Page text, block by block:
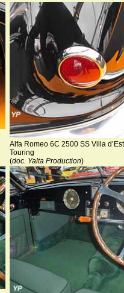
Alfa Romeo 6C 2500 SS Villa
Touring
(doc. Yalta Production)